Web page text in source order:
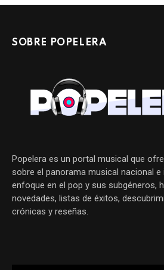
SOBRE POPELERA
Popelera es un portal musical que
sobre el panorama musical nacional e
enfoque en el pop y sus subgéneros,
novedades, listas de éxitos,
crónicas y reseñas.